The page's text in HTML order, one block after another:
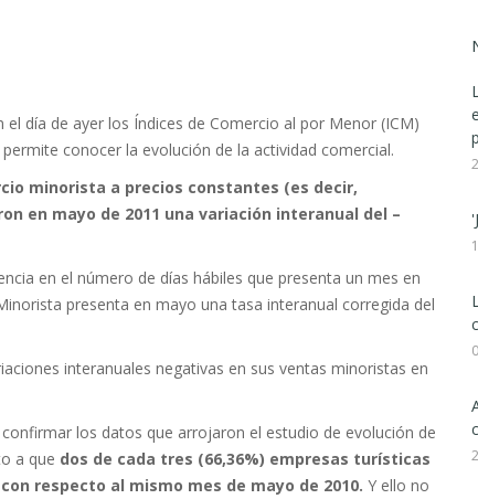
día de ayer los Índices de Comercio al por Menor (ICM)
conocer la evolución de la actividad comercial.
minorista a precios constantes (es decir,
en mayo de 2011 una variación interanual del –
en el número de días hábiles que presenta un mes en
presenta en mayo una tasa interanual corregida del
interanuales negativas en sus ventas minoristas en
los datos que arrojaron el estudio de evolución de
a que dos de cada tres (66,36%) empresas turísticas
respecto al mismo mes de mayo de 2010. Y ello no